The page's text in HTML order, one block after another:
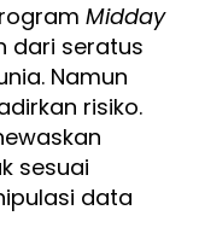
Midday
dari seratus
Namun
risiko.
sesuai
data